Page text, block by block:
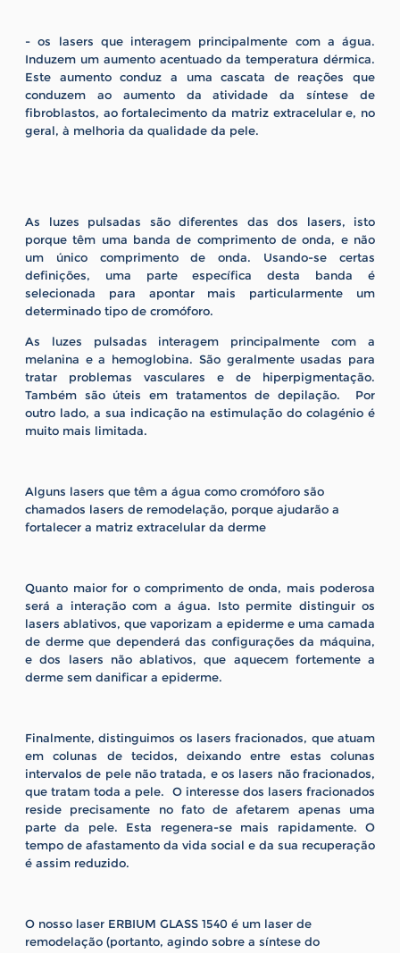
- os lasers que interagem principalmente com a água.
Induzem um aumento acentuado da temperatura dérmica.
Este aumento conduz a uma cascata de reações que
conduzem ao aumento da atividade da síntese de
fibroblastos, ao fortalecimento da matriz extracelular e, no
geral, à melhoria da qualidade da pele.
As luzes pulsadas são diferentes das dos lasers, isto
porque têm uma banda de comprimento de onda, e não
um único comprimento de onda. Usando-se certas
definições, uma parte específica desta banda é
selecionada para apontar mais particularmente um
determinado tipo de cromóforo.
As luzes pulsadas interagem principalmente com a
melanina e a hemoglobina. São geralmente usadas para
tratar problemas vasculares e de hiperpigmentação.
Também são úteis em tratamentos de depilação. Por
outro lado, a sua indicação na estimulação do colagénio é
muito mais limitada.
Alguns lasers que têm a água como cromóforo são
chamados lasers de remodelação, porque ajudarão a
fortalecer a matriz extracelular da derme
Quanto maior for o comprimento de onda, mais poderosa
será a interação com a água. Isto permite distinguir os
lasers ablativos, que vaporizam a epiderme e uma camada
de derme que dependerá das configurações da máquina,
e dos lasers não ablativos, que aquecem fortemente a
derme sem danificar a epiderme.
Finalmente, distinguimos os lasers fracionados, que atuam
em colunas de tecidos, deixando entre estas colunas
intervalos de pele não tratada, e os lasers não fracionados,
que tratam toda a pele. O interesse dos lasers fracionados
reside precisamente no fato de afetarem apenas uma
parte da pele. Esta regenera-se mais rapidamente. O
tempo de afastamento da vida social e da sua recuperação
é assim reduzido.
O nosso laser ERBIUM GLASS 1540 é um laser de
remodelação (portanto, agindo sobre a síntese do